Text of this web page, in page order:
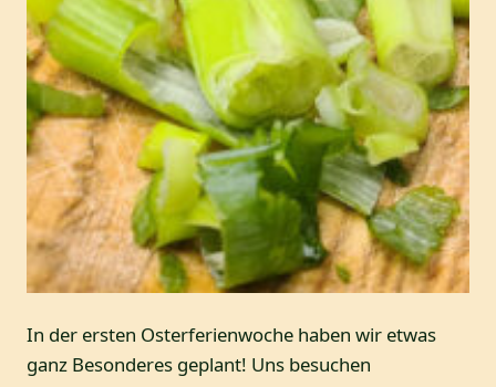
In der ersten Osterferienwoche haben wir etwas
ganz Besonderes geplant! Uns besuchen